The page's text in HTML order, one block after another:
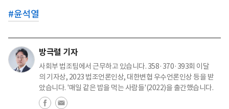
#윤석열
방극렬 기자
사회부 법조팀에서 근무하고 있습니다. 358·370·393회 이달
의 기자상, 2023 법조언론인상, 대한변협 우수언론인상 등을 받
았습니다. '매일 같은 밥을 먹는 사람들'(2022)을 출간했습니다.